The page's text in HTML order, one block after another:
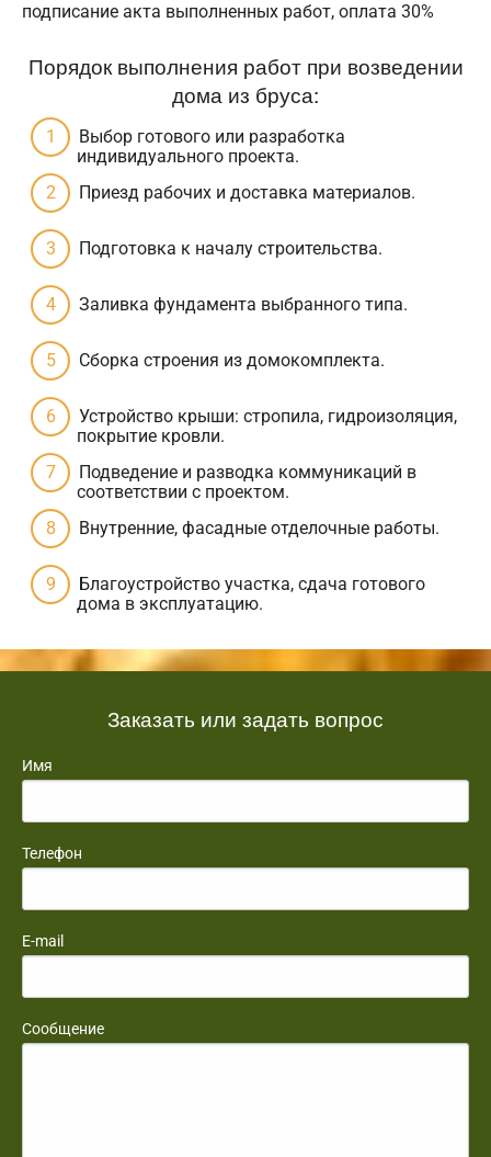
подписание акта выполненных работ, оплата 30%
Порядок выполнения работ при возведении
дома из бруса:
Выбор готового или разработка
индивидуального проекта.
Приезд рабочих и доставка материалов.
Подготовка к началу строительства.
Заливка фундамента выбранного типа.
Сборка строения из домокомплекта.
Устройство крыши: стропила, гидроизоляция,
покрытие кровли.
Подведение и разводка коммуникаций в
соответствии с проектом.
Внутренние, фасадные отделочные работы.
Благоустройство участка, сдача готового
дома в эксплуатацию.
Заказать или задать вопрос
Имя
Телефон
E-mail
Сообщение